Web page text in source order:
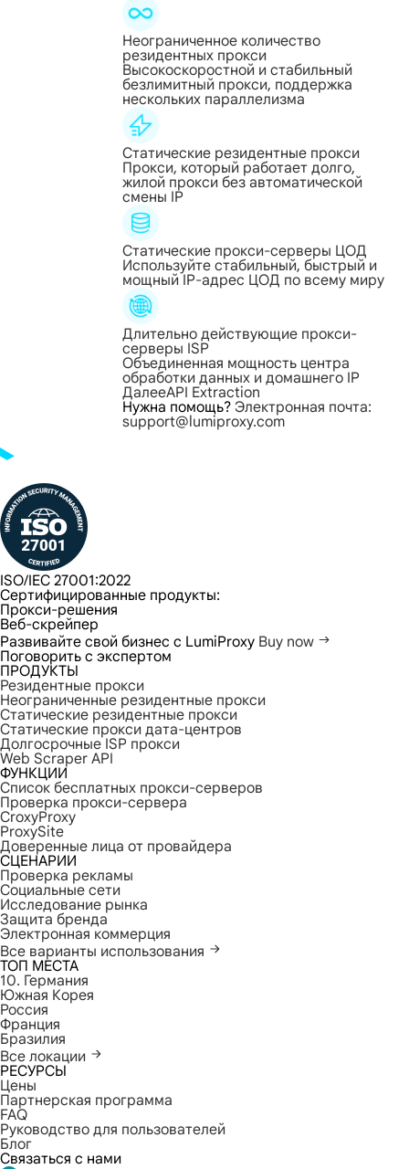
Неограниченное количество
резидентных прокси
Высокоскоростной и стабильный
безлимитный прокси, поддержка
нескольких параллелизма
Статические резидентные прокси
Прокси, который работает долго,
жилой прокси без автоматической
смены IP
Статические прокси-серверы ЦОД
Используйте стабильный, быстрый и
мощный IP-адрес ЦОД по всему миру
Длительно действующие прокси-
серверы ISP
Объединенная мощность центра
обработки данных и домашнего IP
ДалееAPI Extraction
Нужна помощь? Электронная почта:
support@lumiproxy.com
ISO/IEC 27001:2022
Сертифицированные продукты:
Прокси-решения
Веб-скрейпер
Развивайте свой бизнес с LumiProxy Buy now
Поговорить с экспертом
ПРОДУКТЫ
Резидентные прокси
Неограниченные резидентные прокси
Статические резидентные прокси
Статические прокси дата-центров
Долгосрочные ISP прокси
Web Scraper API
ФУНКЦИИ
Список бесплатных прокси-серверов
Проверка прокси-сервера
CroxyProxy
ProxySite
Доверенные лица от провайдера
СЦЕНАРИИ
Проверка рекламы
Социальные сети
Исследование рынка
Защита бренда
Электронная коммерция
Все варианты использования
ТОП МЕСТА
10. Германия
Южная Корея
Россия
Франция
Бразилия
Все локации
РЕСУРСЫ
Цены
Партнерская программа
FAQ
Руководство для пользователей
Блог
Связаться с нами